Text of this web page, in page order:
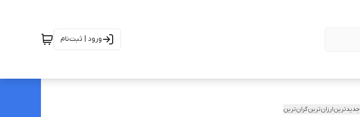
ورود | ثبت‌نام
جدیدترینارزان‌ترینگران‌ترین